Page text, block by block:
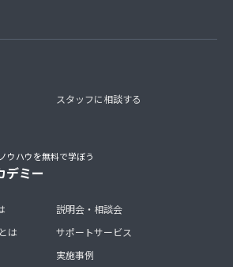
スタッフに相談する
ウハウを無料で学ぼう
デミー
は
説明会・相談会
サポートサービス
実施事例